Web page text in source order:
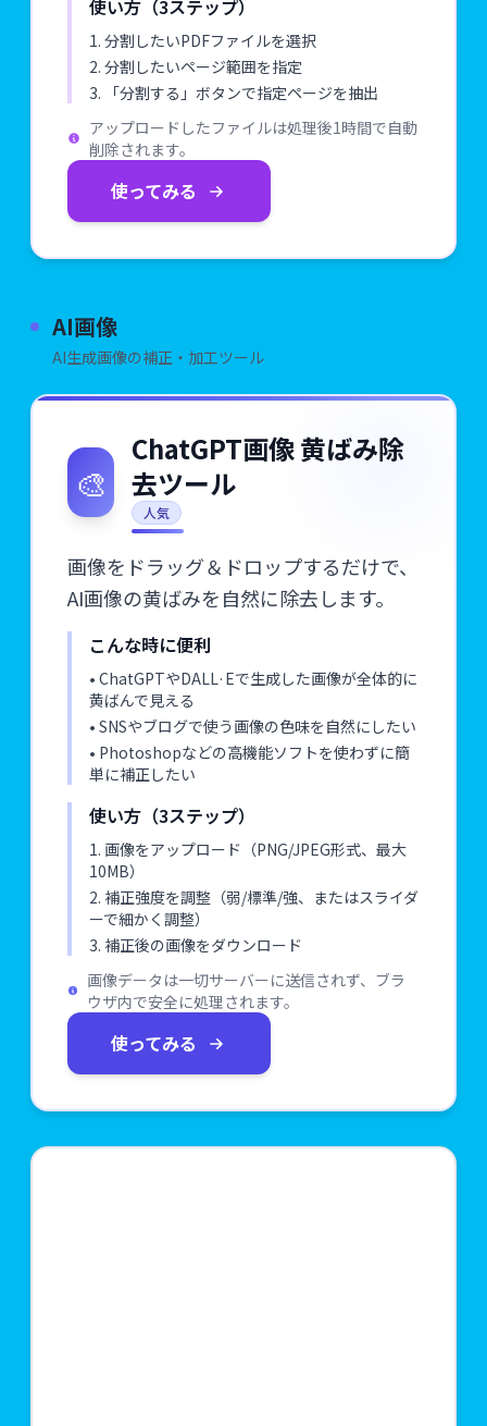
使い方（3ステップ）
1. 分割したいPDFファイルを選択
2. 分割したいページ範囲を指定
3. 「分割する」ボタンで指定ページを抽出
アップロードしたファイルは処理後1時間で自動
削除されます。
使ってみる
AI画像
AI生成画像の補正・加工ツール
🎨
ChatGPT画像 黄ばみ除
去ツール
人気
画像をドラッグ＆ドロップするだけで、
AI画像の黄ばみを自然に除去します。
こんな時に便利
• ChatGPTやDALL·Eで生成した画像が全体的に
黄ばんで見える
• SNSやブログで使う画像の色味を自然にしたい
• Photoshopなどの高機能ソフトを使わずに簡
単に補正したい
使い方（3ステップ）
1. 画像をアップロード（PNG/JPEG形式、最大
10MB）
2. 補正強度を調整（弱/標準/強、またはスライダ
ーで細かく調整）
3. 補正後の画像をダウンロード
画像データは一切サーバーに送信されず、ブラ
ウザ内で安全に処理されます。
使ってみる